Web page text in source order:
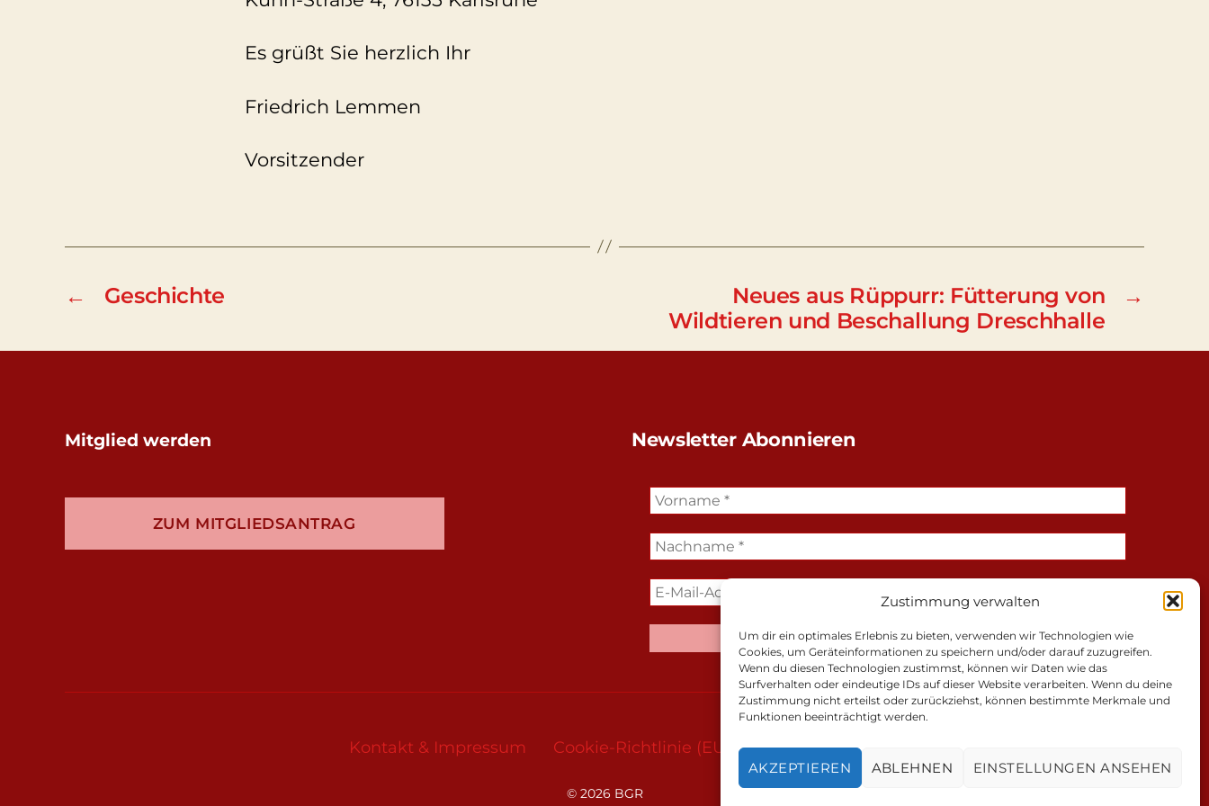
Zustimmung verwalten
Um dir ein optimales Erlebnis zu bieten, verwenden wir Technologien wie
Cookies, um Geräteinformationen zu speichern und/oder darauf zuzugreifen.
Wenn du diesen Technologien zustimmst, können wir Daten wie das
Surfverhalten oder eindeutige IDs auf dieser Website verarbeiten. Wenn du deine
Zustimmung nicht erteilst oder zurückziehst, können bestimmte Merkmale und
Funktionen beeinträchtigt werden.
AKZEPTIEREN ABLEHNEN EINSTELLUNGEN ANSEHEN
Es grüßt Sie herzlich Ihr
Friedrich Lemmen
Vorsitzender
← Geschichte →
Neues aus Rüppurr: Fütterung von
Wildtieren und Beschallung Dreschhalle
Mitglied werden
ZUM MITGLIEDSANTRAG
Newsletter Abonnieren
Kontakt & Impressum Cookie-Richtlinie (EU) Datenschutz
© 2026 BGR